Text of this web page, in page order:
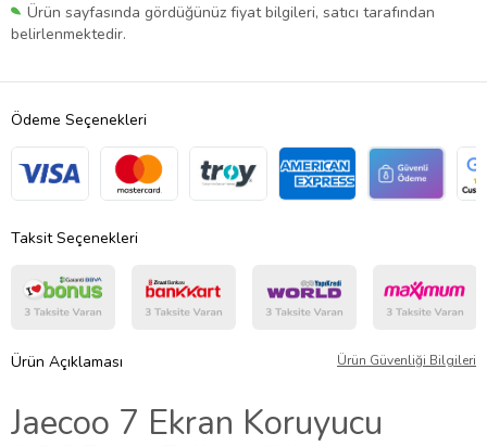
Ürün sayfasında gördüğünüz fiyat bilgileri, satıcı tarafından
belirlenmektedir.
Ödeme Seçenekleri
Taksit Seçenekleri
Ürün Açıklaması Ürün Güvenliği Bilgileri
Jaecoo 7 Ekran Koruyucu